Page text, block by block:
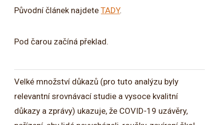
Původní článek najdeteTADY.
Pod čarou začíná překlad.
Velké množství důkazů (pro tuto analýzu byly
relevantní srovnávací studie a vysoce kvalitní
důkazy a zprávy) ukazuje, že COVID-19 uzávěry,